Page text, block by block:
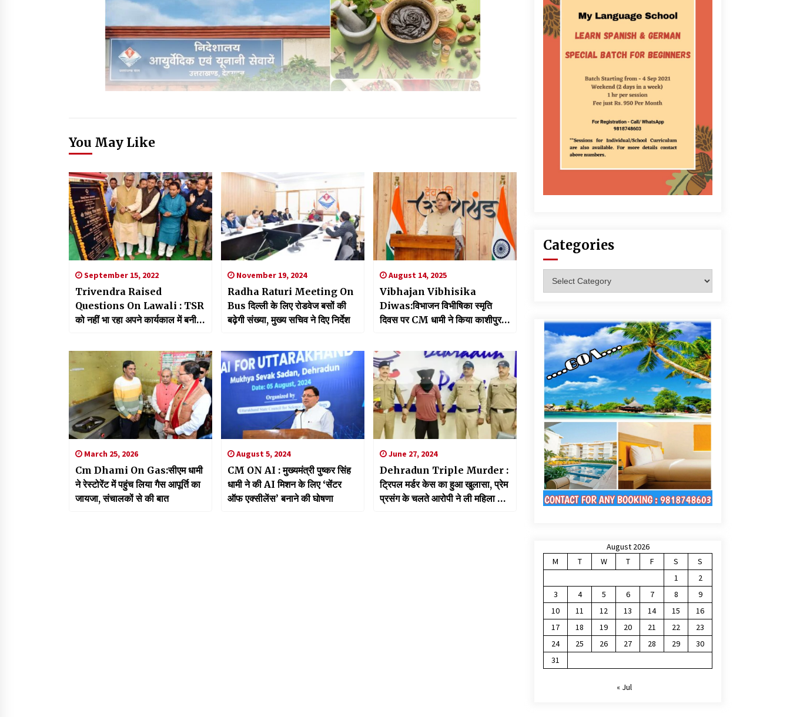
You May Like
September 15, 2022
Trivendra Raised
Questions On Lawali : TSR
को नहीं भा रहा अपने कार्यकाल में बनी
November 19, 2024
Radha Raturi Meeting On
Bus दिल्ली के लिए रोडवेज बसों की
बढ़ेगी संख्या, मुख्य सचिव ने दिए निर्देश
August 14, 2025
Vibhajan Vibhisika
Diwas:विभाजन विभीषिका स्मृति
दिवस पर CM धामी ने किया काशीपुर में
March 25, 2026
Cm Dhami On Gas:सीएम धामी
ने रेस्टोरेंट में पहुंच लिया गैस आपूर्ति का
जायजा, संचालकों से की बात
August 5, 2024
CM ON AI : मुख्यमंत्री पुष्कर सिंह
धामी ने की AI मिशन के लिए ‘सेंटर
ऑफ एक्सीलेंस’ बनाने की घोषणा
June 27, 2024
Dehradun Triple Murder :
ट्रिपल मर्डर केस का हुआ खुलासा, प्रेम
प्रसंग के चलते आरोपी ने ली महिला और
Categories
August 2026
M
T W T F S
S
1
2
3
4 5 6 7 8
9
10
11 12 13 14 15
16
17
18 19 20 21 22
23
24
25 26 27 28 29
30
31
« Jul